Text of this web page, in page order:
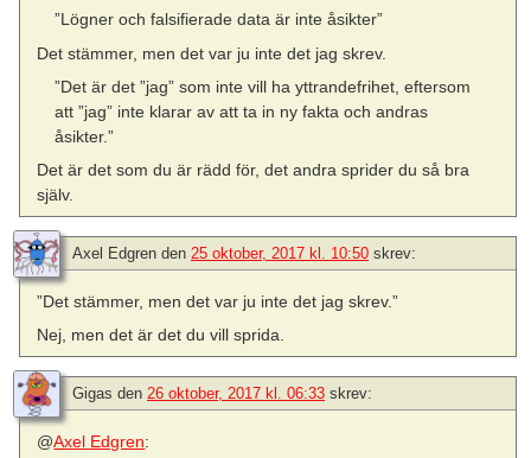
”Lögner och falsifierade data är inte åsikter”
Det stämmer, men det var ju inte det jag skrev.
”Det är det ”jag” som inte vill ha yttrandefrihet, eftersom
att ”jag” inte klarar av att ta in ny fakta och andras
åsikter.”
Det är det som du är rädd för, det andra sprider du så bra
själv.
Axel Edgren den 25 oktober, 2017 kl. 10:50 skrev:
”Det stämmer, men det var ju inte det jag skrev.”
Nej, men det är det du vill sprida.
Gigas den 26 oktober, 2017 kl. 06:33 skrev:
@Axel Edgren: